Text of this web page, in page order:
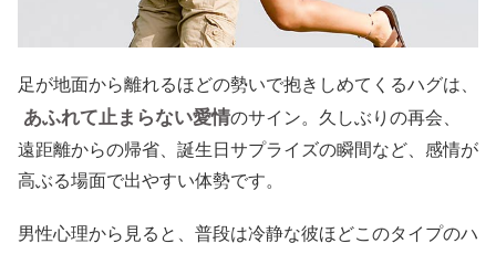
足が地面から離れるほどの勢いで抱きしめてくるハグは、
あふれて止まらない愛情のサイン。久しぶりの再会、
遠距離からの帰省、誕生日サプライズの瞬間など、感情が
高ぶる場面で出やすい体勢です。
男性心理から見ると、普段は冷静な彼ほどこのタイプのハ